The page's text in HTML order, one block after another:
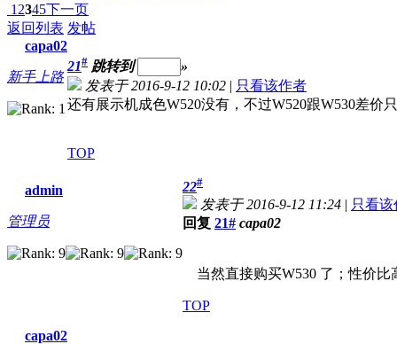
1 2345下一页
返回列表 发帖
capa02
新手上路
21# 跳转到
»
发表于 2016-9-12 10:02 | 只看该作者
还有展示机成色W520没有，不过W520跟W530差价
TOP
admin
管理员
22#
发表于 2016-9-12 11:24 | 只看该
回复 21# capa02
当然直接购买W530 了；性价比
TOP
capa02